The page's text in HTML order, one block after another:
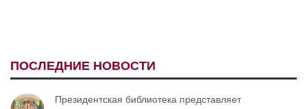
ПОСЛЕДНИЕ НОВОСТИ
Президентская библиотека представляет